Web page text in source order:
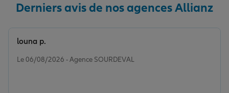
Derniers avis de nos agences Allianz
Le 06/08/2026 - Agence SOURDEVAL
louna p.